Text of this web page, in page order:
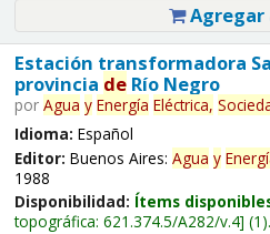
Agregar
Estación transformadora
provincia deRío Negro
por Agua y Energía Eléctrica,
Idioma: Español
Editor: Buenos Aires: Agua y
1988
Disponibilidad: Ítems
topográfica: 621.374.5/A282/v.4 (1).